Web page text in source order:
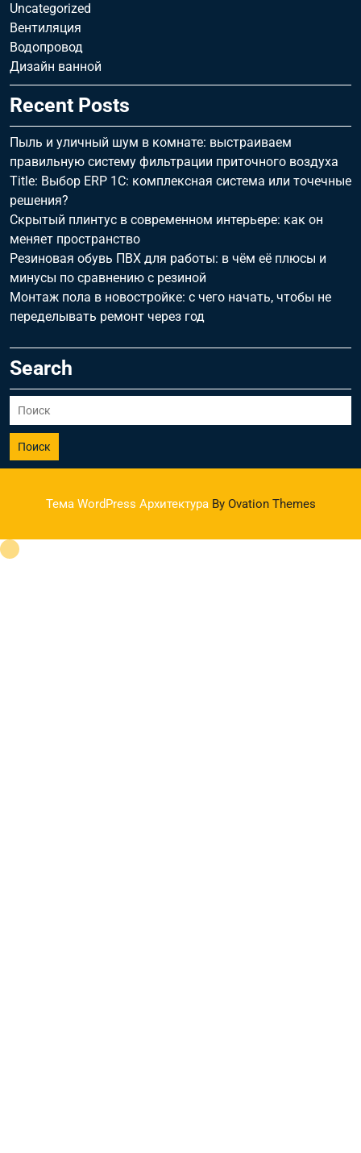
Uncategorized
Вентиляция
Водопровод
Дизайн ванной
Recent Posts
Пыль и уличный шум в комнате: выстраиваем
правильную систему фильтрации приточного воздуха
Title: Выбор ERP 1С: комплексная система или точечные
решения?
Скрытый плинтус в современном интерьере: как он
меняет пространство
Резиновая обувь ПВХ для работы: в чём её плюсы и
минусы по сравнению с резиной
Монтаж пола в новостройке: с чего начать, чтобы не
переделывать ремонт через год
Search
Поиск
Тема WordPress АрхитектураBy Ovation Themes